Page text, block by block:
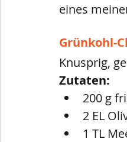
eines
Grünkohl-
Knusprig,
Zutaten:
200 g
2 EL
1 TL